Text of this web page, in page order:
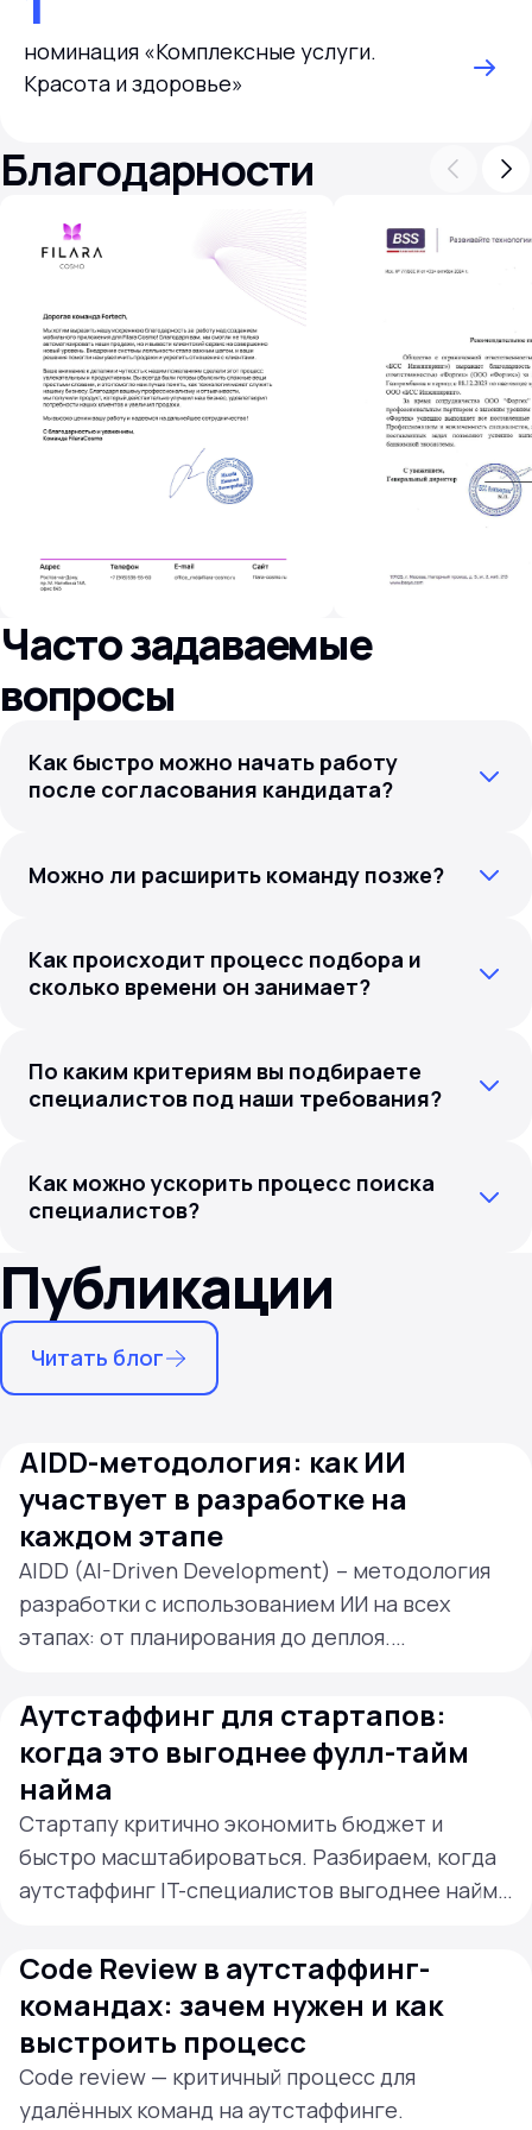
номинация «Комплексные услуги.
Красота и здоровье»
Благодарности
Часто задаваемые
вопросы
Как быстро можно начать работу
после согласования кандидата?
Можно ли расширить команду позже?
Как происходит процесс подбора и
сколько времени он занимает?
По каким критериям вы подбираете
специалистов под наши требования?
Как можно ускорить процесс поиска
специалистов?
Публикации
Читать блог
AIDD-методология: как ИИ
участвует в разработке на
каждом этапе
AIDD (AI-Driven Development) – методология
разработки с использованием ИИ на всех
этапах: от планирования до деплоя.
результаты даёт бизнесу.
Аутстаффинг для стартапов:
когда это выгоднее фулл-тайм
найма
Стартапу критично экономить бюджет и
быстро масштабироваться. Разбираем, когда
аутстаффинг IT-специалистов выгоднее найма
Code Review в аутстаффинг-
командах: зачем нужен и как
выстроить процесс
Code review — критичный процесс для
удалённых команд на аутстаффинге.